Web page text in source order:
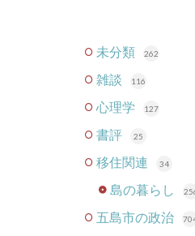
未分類 262
雑談 116
心理学 127
書評 25
移住関連 34
島の暮らし
五島市の政治